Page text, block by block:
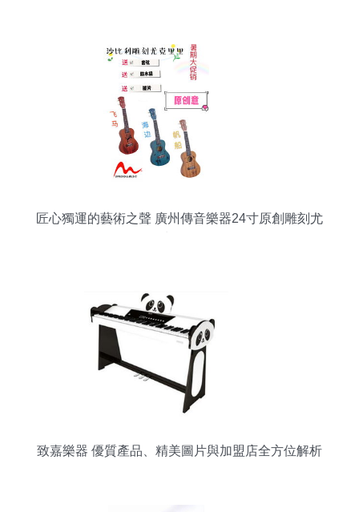
匠心獨運的藝術之聲 廣州傳音樂器24寸原創雕刻尤
致嘉樂器 優質產品、精美圖片與加盟店全方位解析